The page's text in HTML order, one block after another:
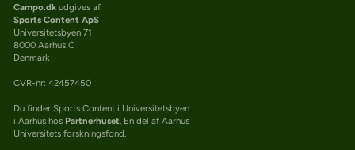
Campo.dkudgives af
Sports Content ApS
Universitetsbyen 71
8000 Aarhus C
Denmark
CVR-nr: 42457450
Du finder Sports Content i Universitetsbyen
i Aarhus hos Partnerhuset. En del af Aarhus
Universitets forskningsfond.